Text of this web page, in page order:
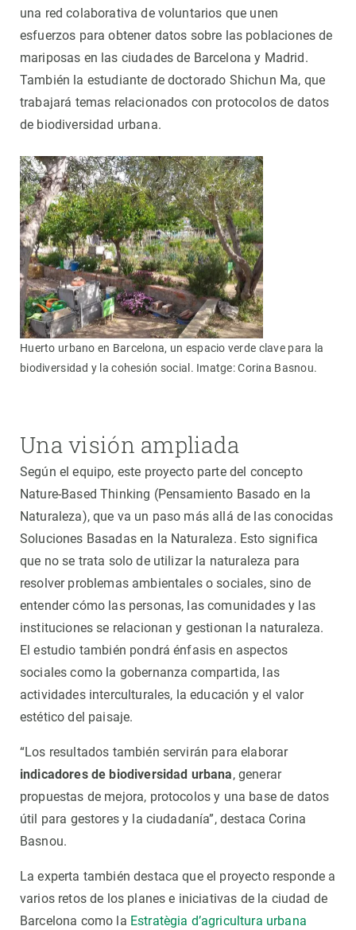
una red colaborativa de voluntarios que unen
esfuerzos para obtener datos sobre las poblaciones de
mariposas en las ciudades de Barcelona y Madrid.
También la estudiante de doctorado Shichun Ma, que
trabajará temas relacionados con protocolos de datos
de biodiversidad urbana.
Huerto urbano en Barcelona, un espacio verde clave para la
biodiversidad y la cohesión social. Imatge: Corina Basnou.
Una visión ampliada
Según el equipo, este proyecto parte del concepto
Nature-Based Thinking (Pensamiento Basado en la
Naturaleza), que va un paso más allá de las conocidas
Soluciones Basadas en la Naturaleza. Esto significa
que no se trata solo de utilizar la naturaleza para
resolver problemas ambientales o sociales, sino de
entender cómo las personas, las comunidades y las
instituciones se relacionan y gestionan la naturaleza.
El estudio también pondrá énfasis en aspectos
sociales como la gobernanza compartida, las
actividades interculturales, la educación y el valor
estético del paisaje.
“Los resultados también servirán para elaborar
indicadores de biodiversidad urbana, generar
propuestas de mejora, protocolos y una base de datos
útil para gestores y la ciudadanía”, destaca Corina
Basnou.
La experta también destaca que el proyecto responde a
varios retos de los planes e iniciativas de la ciudad de
Barcelona como la Estratègia d’agricultura urbana